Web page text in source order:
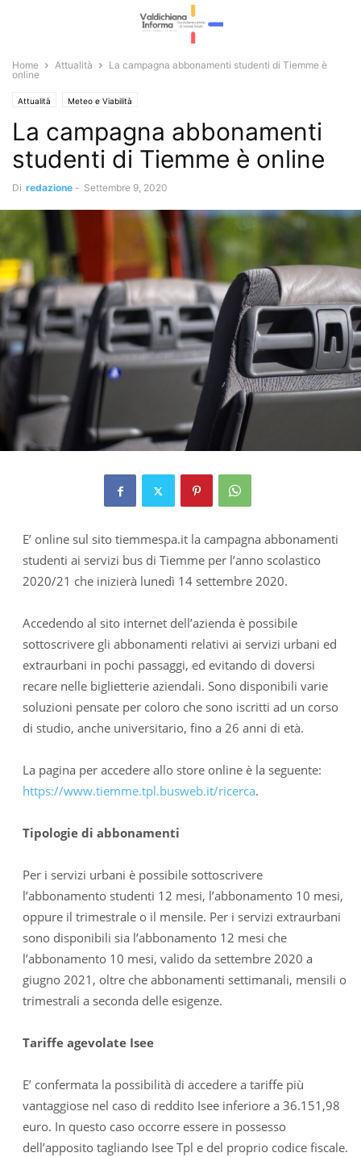
Home Attualità
La campagna abbonamenti studenti di Tiemme è
online
Attualità Meteo e Viabilità
La campagna abbonamenti
studenti di Tiemme è online
Di redazione - Settembre 9, 2020
E’ online sul sito tiemmespa.it la campagna abbonamenti
studenti ai servizi bus di Tiemme per l’anno scolastico
2020/21 che inizierà lunedì 14 settembre 2020.
Accedendo al sito internet dell’azienda è possibile
sottoscrivere gli abbonamenti relativi ai servizi urbani ed
extraurbani in pochi passaggi, ed evitando di doversi
recare nelle biglietterie aziendali. Sono disponibili varie
soluzioni pensate per coloro che sono iscritti ad un corso
di studio, anche universitario, fino a 26 anni di età.
La pagina per accedere allo store online è la seguente:
https://www.tiemme.tpl.busweb.it/ricerca.
Tipologie di abbonamenti
Per i servizi urbani è possibile sottoscrivere
l’abbonamento studenti 12 mesi, l’abbonamento 10 mesi,
oppure il trimestrale o il mensile. Per i servizi extraurbani
sono disponibili sia l’abbonamento 12 mesi che
l’abbonamento 10 mesi, valido da settembre 2020 a
giugno 2021, oltre che abbonamenti settimanali, mensili o
trimestrali a seconda delle esigenze.
Tariffe agevolate Isee
E’ confermata la possibilità di accedere a tariffe più
vantaggiose nel caso di reddito Isee inferiore a 36.151,98
euro. In questo caso occorre essere in possesso
dell’apposito tagliando Isee Tpl e del proprio codice fiscale.